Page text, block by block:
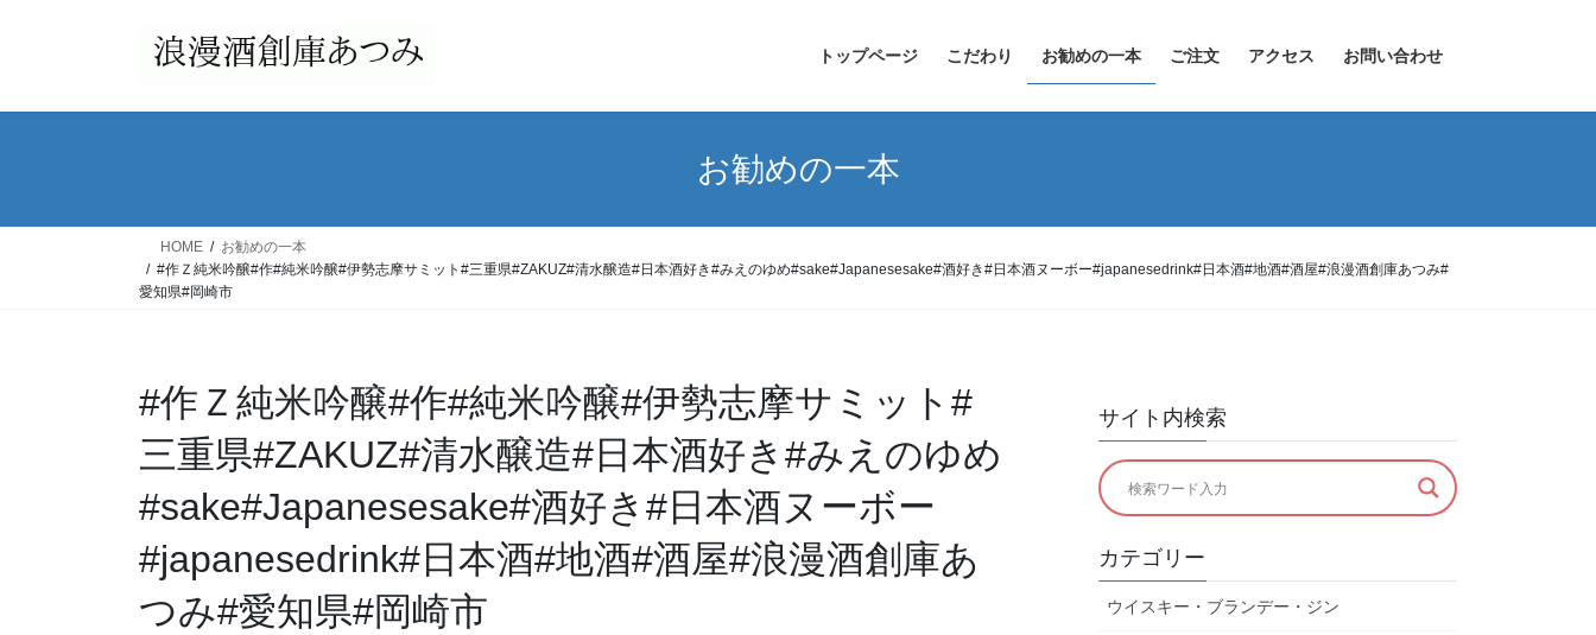
トップページ こだわり お勧めの一本 ご注文 アクセス お問い合わせ
お勧めの一本
HOME
お勧めの一本
#作Ｚ純米吟醸#作#純米吟醸#伊勢志摩サミット#三重県#ZAKUZ#清水醸造#日本酒好き#みえのゆめ#sake#Japanesesake#酒好き#日本酒ヌーボー#japanesedrink#日本酒#地酒#酒屋#浪漫酒創庫あつみ#
愛知県#岡崎市
#作Ｚ純米吟醸#作#純米吟醸#伊勢志摩サミット#
三重県#ZAKUZ#清水醸造#日本酒好き#みえのゆめ
#sake#Japanesesake#酒好き#日本酒ヌーボー
#japanesedrink#日本酒#地酒#酒屋#浪漫酒創庫あ
つみ#愛知県#岡崎市
サイト内検索
カテゴリー
ウイスキー・ブランデー・ジン